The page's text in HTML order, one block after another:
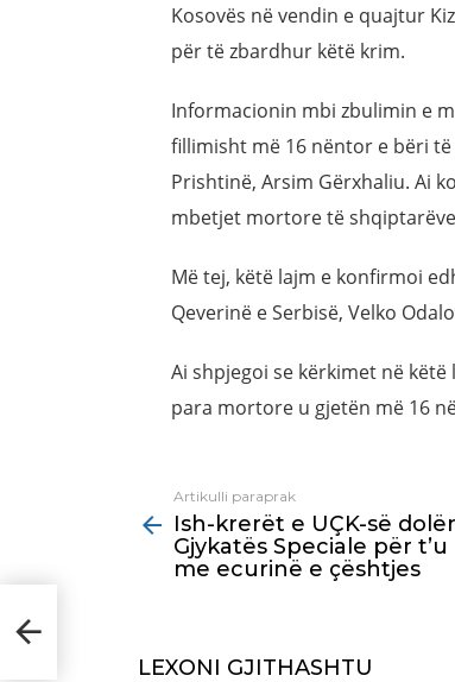
Kosovës në vendin e quajtur
për të zbardhur këtë krim.
Informacionin mbi zbulimin e
fillimisht më 16 nëntor e bëri
Prishtinë, Arsim Gërxhaliu. Ai
mbetjet mortore të
Më tej, këtë lajm e konfirmoi
Qeverinë e Serbisë, Velko
Ai shpjegoi se kërkimet në
para mortore u gjetën më 16
more
Artikulli paraprak
Ish-krerët e UÇK-së
Gjykatës Speciale për
me ecurinë e çështjes
LEXONI GJITHASHTU